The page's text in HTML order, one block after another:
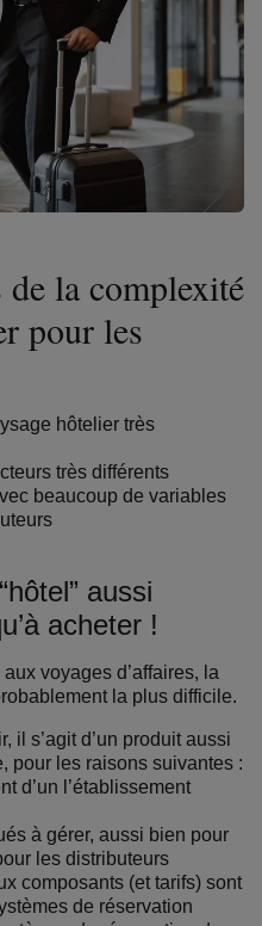
de la complexité
pour les
hôtelier très
très différents
beaucoup de variables
aussi
acheter !
voyages d’affaires, la
la plus difficile.
il s’agit d’un produit aussi
pour les raisons suivantes :
d’un l’établissement
à gérer, aussi bien pour
les distributeurs
composants (et tarifs) sont
de réservation